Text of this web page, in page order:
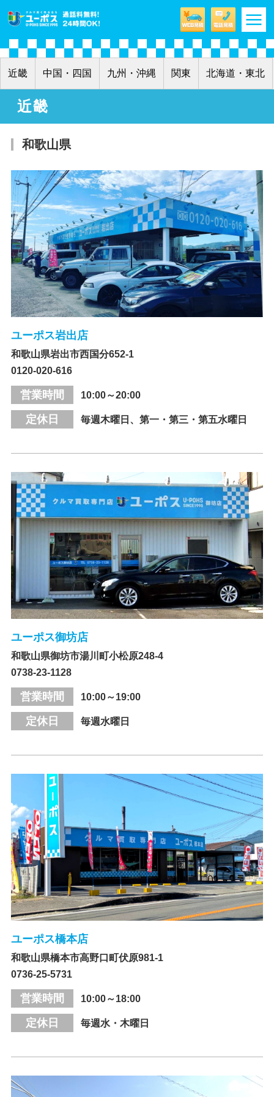
近畿 中国・四国 九州・沖縄 関東 北海道・東北
近畿
和歌山県
ユーポス岩出店
和歌山県岩出市西国分652-1
0120-020-616
営業時間 10:00～20:00
定休日 毎週木曜日、第一・第三・第五水曜日
ユーポス御坊店
和歌山県御坊市湯川町小松原248-4
0738-23-1128
営業時間 10:00～19:00
定休日 毎週水曜日
ユーポス橋本店
和歌山県橋本市高野口町伏原981-1
0736-25-5731
営業時間 10:00～18:00
定休日 毎週水・木曜日